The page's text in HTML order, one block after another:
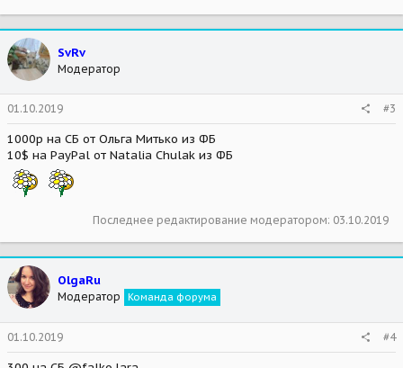
SvRv
Модератор
01.10.2019 #3
1000р на СБ от Ольга Митько из ФБ
10$ на PayPal от Natalia Chulak из ФБ
Последнее редактирование модератором: 03.10.2019
OlgaRu
Модератор Команда форума
01.10.2019 #4